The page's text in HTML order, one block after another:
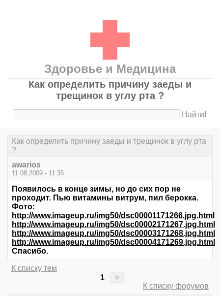
Здоровье и Медицина
Как определить причину заеды и
трещинок в углу рта ?
Найти!
Как определить причину заеды и трещинок в углу рта
?
awarios
11.08.2009 - 11:35
Появилось в конце зимы, но до сих пор не
проходит. Пью витамины витрум, пил берокка.
Фото:
http://www.imageup.ru/img50/dsc00001171266.jpg.html
http://www.imageup.ru/img50/dsc00002171267.jpg.html
http://www.imageup.ru/img50/dsc00003171268.jpg.html
http://www.imageup.ru/img50/dsc00004171269.jpg.html
Спасибо.
К списку тем
1
>
К списку форумов